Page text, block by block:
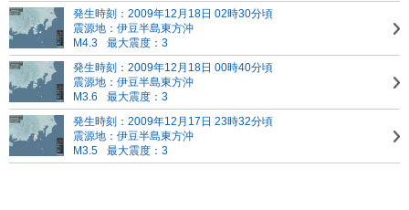
発生時刻：2009年12月18日 02時30分頃
震源地：伊豆半島東方沖
M4.3
最大震度：3
発生時刻：2009年12月18日 00時40分頃
震源地：伊豆半島東方沖
M3.6
最大震度：3
発生時刻：2009年12月17日 23時32分頃
震源地：伊豆半島東方沖
M3.5
最大震度：3